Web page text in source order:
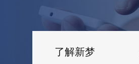
了解新梦